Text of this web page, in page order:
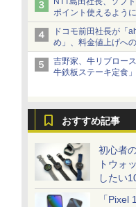
ポイント使えるように
ドコモ前田社長が「
め」、料金値上げへ
吉野家、牛リブロー
牛鉄板ステーキ定食
おすすめ記事
初心者
トウォ
したい
「Pixel